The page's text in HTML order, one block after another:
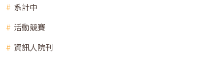
系計中
活動競賽
資訊人院刊